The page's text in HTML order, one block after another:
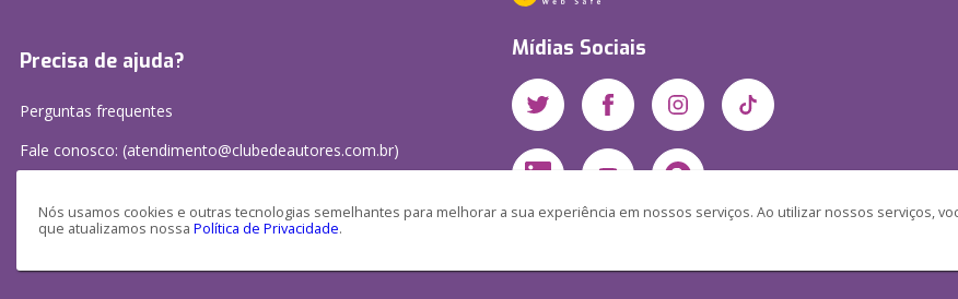
Nós usamos cookies e outras tecnologias semelhantes para melhorar a sua experiência em nossos serviços. Ao utilizar nossos serviços,
que atualizamos nossa Política de Privacidade.
Precisa de ajuda?
Perguntas frequentes
Fale conosco: (atendimento@clubedeautores.com.br)
Mídias Sociais
Clube de Autores Publicações S/A - CNPJ: 16.779.786/0001-27